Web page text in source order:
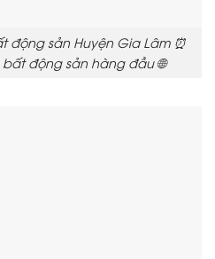
động sản Huyện Gia Lâm ⏰
động sản hàng đầu 🌐